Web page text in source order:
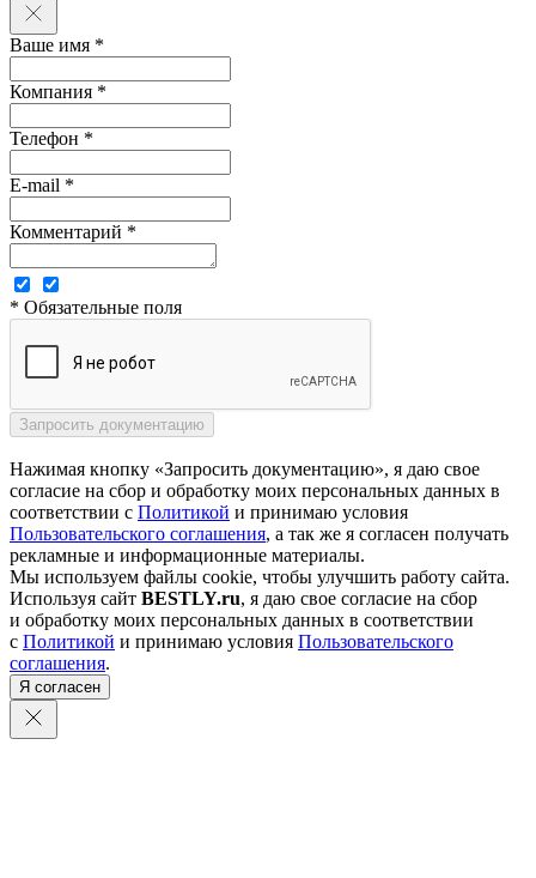
Ваше имя *
Компания *
Телефон *
E-mail *
Комментарий *
* Обязательные поля
Нажимая кнопку «Запросить документацию», я даю свое
согласие на сбор и обработку моих персональных данных в
соответствии с Политикой и принимаю условия
Пользовательского соглашения, а так же я согласен получать
рекламные и информационные материалы.
Мы используем файлы cookie, чтобы улучшить работу сайта.
Используя сайт BESTLY.ru, я даю свое согласие на сбор
и обработку моих персональных данных в соответствии
с Политикой и принимаю условия Пользовательского
соглашения.
Я согласен